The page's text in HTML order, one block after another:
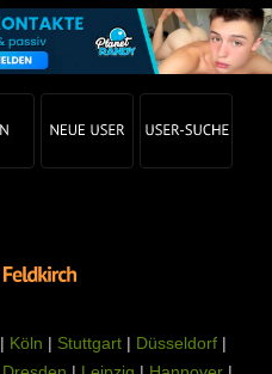
| Köln | Stuttgart | Düsseldorf |